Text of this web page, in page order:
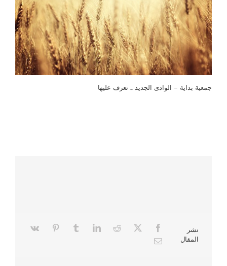
جمعية بداية – الوادى الجديد … تعرف عليها
نشر
المقال